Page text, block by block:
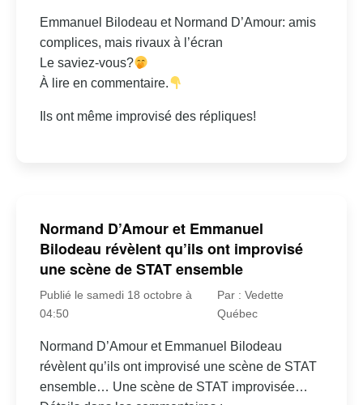
Emmanuel Bilodeau et Normand D’Amour: amis
complices, mais rivaux à l’écran
Le saviez-vous?
À lire en commentaire.
Ils ont même improvisé des répliques!
Normand D’Amour et Emmanuel
Bilodeau révèlent qu’ils ont improvisé
une scène de STAT ensemble
Publié le samedi 18 octobre à
04:50
Par : Vedette
Québec
Normand D’Amour et Emmanuel Bilodeau
révèlent qu’ils ont improvisé une scène de STAT
ensemble… Une scène de STAT improvisée…